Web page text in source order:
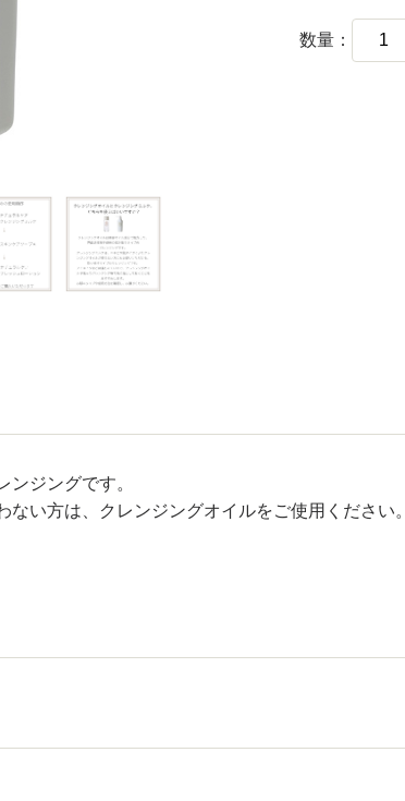
数量
ジングです。
い方は、クレンジングオイルをご使用ください。